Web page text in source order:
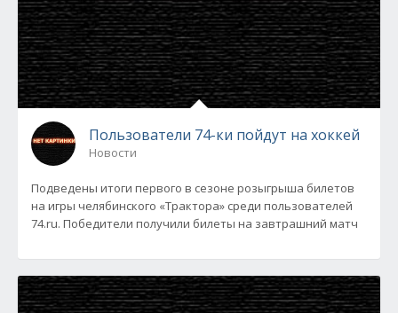
Пользователи 74-ки пойдут на хоккей
Новости
Подведены итоги первого в сезоне розыгрыша билетов
на игры челябинского «Трактора» среди пользователей
74.ru. Победители получили билеты на завтрашний матч